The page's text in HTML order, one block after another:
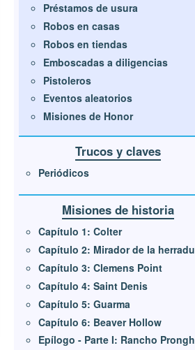
Préstamos de usura
Robos en casas
Robos en tiendas
Emboscadas a diligencias
Pistoleros
Eventos aleatorios
Misiones de Honor
Trucos y claves
Periódicos
Misiones de historia
Capítulo 1: Colter
Capítulo 2: Mirador de la
Capítulo 3: Clemens Point
Capítulo 4: Saint Denis
Capítulo 5: Guarma
Capítulo 6: Beaver Hollow
Epílogo - Parte I: Rancho